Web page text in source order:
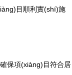
目順利實(shí)施
保項(xiàng)目符合居